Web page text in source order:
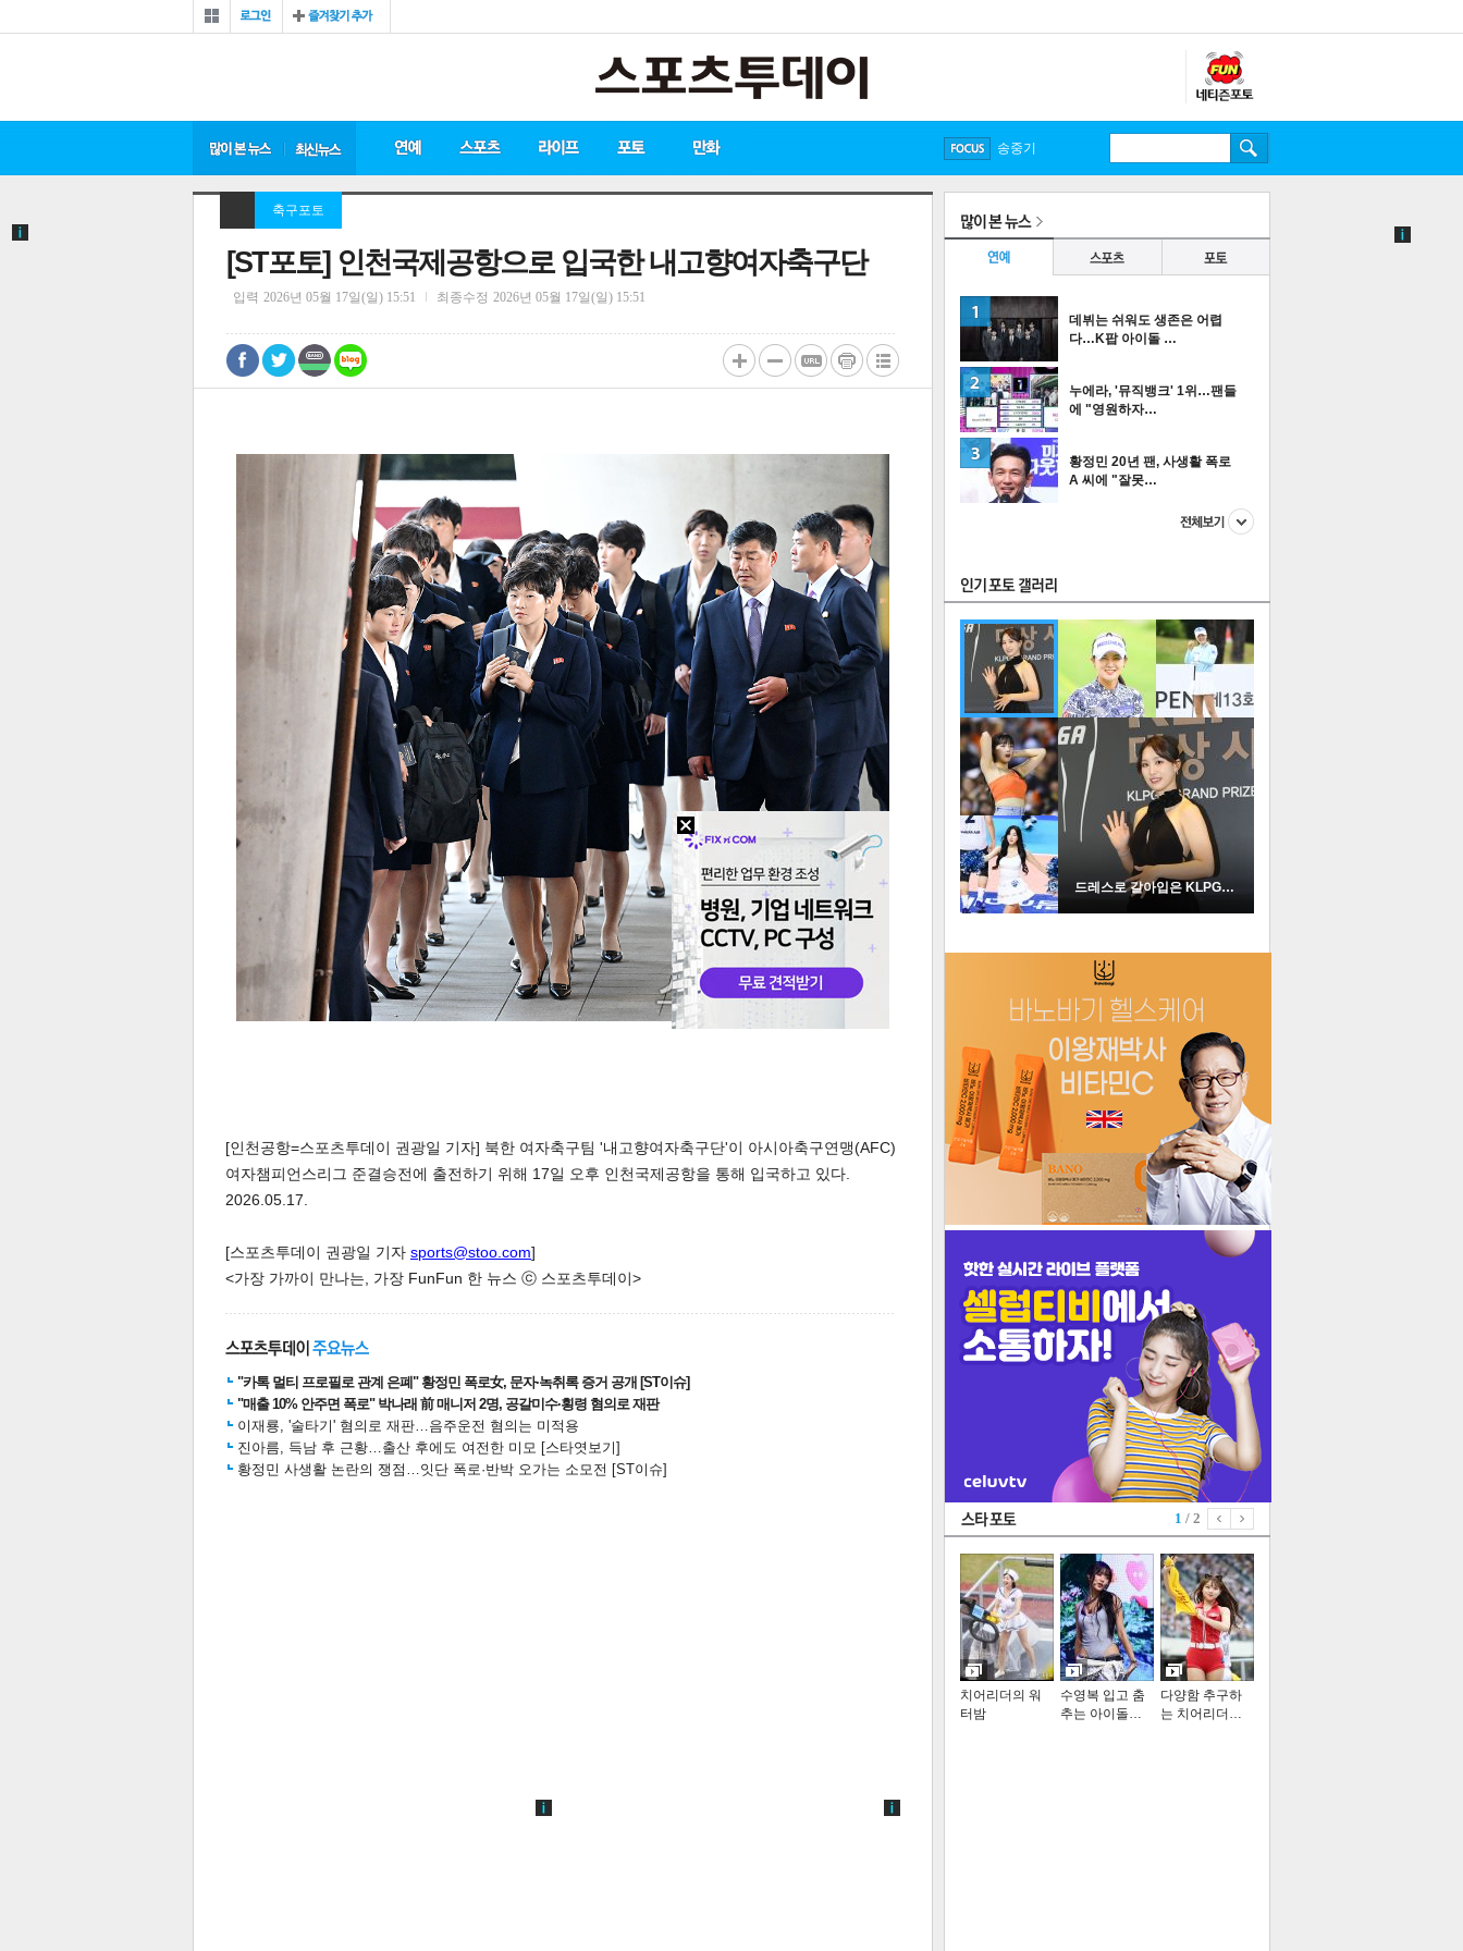
많이 본 뉴스 최신 뉴스 연예 스포츠 라이프 포토
만화
FOCUS
방탄소년단
손흥민
유아인
송중기
축구포토
[ST포토] 인천국제공항으로 입국한 내고향여자축구단
입력 2026년 05월 17일(일) 15:51 최종수정 2026년 05월 17일(일) 15:51
밴드 네이
0
텍스 텍스 url 복 인쇄 목록
[인천공항=스포츠투데이 권광일 기자] 북한 여자축구팀 '내고향여자축구단'이 아시아축구연맹(AFC)
여자챔피언스리그 준결승전에 출전하기 위해 17일 오후 인천국제공항을 통해 입국하고 있다.
2026.05.17.
[스포츠투데이 권광일 기자 sports@stoo.com]
<가장 가까이 만나는, 가장 FunFun 한 뉴스 ⓒ 스포츠투데이>
"카톡 멀티 프로필로 관계 은폐" 황정민 폭로女, 문자·녹취록 증거 공개 [ST이슈]
"매출 10% 안주면 폭로" 박나래 前 매니저 2명, 공갈미수·횡령 혐의로 재판
이재룡, '술타기' 혐의로 재판…음주운전 혐의는 미적용
진아름, 득남 후 근황…출산 후에도 여전한 미모 [스타엿보기]
황정민 사생활 논란의 쟁점…잇단 폭로·반박 오가는 소모전 [ST이슈]
많이 본 뉴스
연예
스포츠 포토
데뷔는 쉬워도 생존은 어렵
다…K팝 아이돌 …
2
누에라, '뮤직뱅크' 1위…팬들
에 "영원하자…
황정민 20년 팬, 사생활 폭로
A 씨에 "잘못…
더보기
인기포토
드레스로 갈아입은 KLPGA …
1 / 2
치어리더의 워
터밤
수영복 입고 춤
추는 아이돌…
다양함 추구하
는 치어리더…